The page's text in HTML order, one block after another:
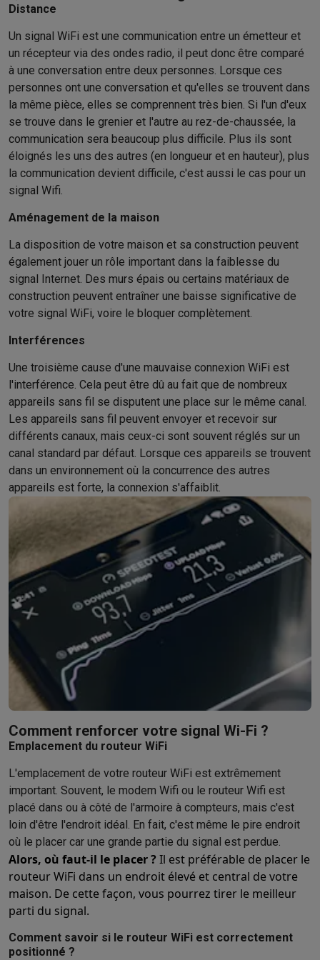
GSMSmartphones Apple iPhoneSmartphones SamsungGSM
ReconditionnéSmartphones reconditionnésRachat
Protection GSMCoques iPhoneCoques SamsungToutes les
Montres connectéesMontres connectéesTrackers d’activité
Chargeurs GSM Chargeurs et câblesChargeurs sans filCâbles
Accessoires GSMAirTags & traceurs GPSÉcouteurs sans fil
Téléphones fixesTéléphones fixesTalkie walkieBabyphones
Ordinateurs & tablettes
OrdinateursPC portablesPC portables gamerApple MacBook
Périphériques IT
Tablettes & liseusesTablettesApple iPad
Réseau & wifiRouteurs & points d'accèsAdaptateurs CPL &
Mémoire & stockageDisques durs externesSSDClés USB
LogicielsWindows & Microsoft OfficeAnti-VirusAutres
Accessoires ITChargeurs & câbles Housses & sacsSupports
Gaming
PlayStationPlayStation 5
XboxJeux XboxManettes XboxCasques XboxAccessoires
PC gamingPC portables gamerPC gamerÉcrans gamingSouris
Setup gaming
Casques gaming Microphones gaming
Consoles de jeu
Maison & objets connectés
Montres connectées
Montres connectées Trackers d’activité
Mobilité Trottinettes électriquesDashcams
Sécurité & protectionCaméras de surveillanceSystème
Terminaux de paiementAccessoires
Ambiance & confort
Éclairage Panneaux solaires plug & play
DivertissementSmart TV Enceintes connectées
Google TV
CuisineRéfrigérateurs connectésLave-vaisselle connectés
Ménage & santé
Lave-linge connectés Sèche-linge connectés
Produits éco
Éco-chèques
Éco-chèques infoTous les produits éco
Reconditionné
Smartphones reconditionnés Tablettes reconditionnés
Ménage
Machines à laver avec des éco-chèquesSèche-linge avec
Petits appareils de cuisine
Petits appareils de cuisine avec des éco-chèques
Grands appareils de cuisine
Lave-vaisselle avec des éco-chèques Réfrigerateurs avec
Climatiseurs
Climatiseurs avec des éco-chèques
TV & audio
TV avec des éco-cheques Enceintes Bluetooth avec des éco-
Multimédie & téléphonie
Smartphones avec des éco-cheques Tablettes avec des éco-
En route
Trottinettes électriques avec des éco-chèques
Initiatives écologiques
ImpactÉconomies d'énergie
Distance
Un signal WiFi est une communication entre un émetteur et
un récepteur via des ondes radio, il peut donc être comparé
à une conversation entre deux personnes. Lorsque ces
personnes ont une conversation et qu'elles se trouvent dans
la même pièce, elles se comprennent très bien. Si l'un d'eux
se trouve dans le grenier et l'autre au rez-de-chaussée, la
communication sera beaucoup plus difficile. Plus ils sont
éloignés les uns des autres (en longueur et en hauteur), plus
la communication devient difficile, c'est aussi le cas pour un
signal Wifi.
Aménagement de la maison
La disposition de votre maison et sa construction peuvent
également jouer un rôle important dans la faiblesse du
signal Internet. Des murs épais ou certains matériaux de
construction peuvent entraîner une baisse significative de
votre signal WiFi, voire le bloquer complètement.
Interférences
Une troisième cause d'une mauvaise connexion WiFi est
l'interférence. Cela peut être dû au fait que de nombreux
appareils sans fil se disputent une place sur le même canal.
Les appareils sans fil peuvent envoyer et recevoir sur
différents canaux, mais ceux-ci sont souvent réglés sur un
canal standard par défaut. Lorsque ces appareils se trouvent
dans un environnement où la concurrence des autres
appareils est forte, la connexion s'affaiblit.
Comment renforcer votre signal Wi-Fi ?
Emplacement du routeur WiFi
L'emplacement de votre routeur WiFi est extrêmement
important. Souvent, le modem Wifi ou le routeur Wifi est
placé dans ou à côté de l'armoire à compteurs, mais c'est
loin d'être l'endroit idéal. En fait, c'est même le pire endroit
où le placer car une grande partie du signal est perdue.
Alors, où faut-il le placer ? Il est préférable de placer le
routeur WiFi dans un endroit élevé et central de votre
maison. De cette façon, vous pourrez tirer le meilleur
parti du signal.
Comment savoir si le routeur WiFi est correctement
positionné ?